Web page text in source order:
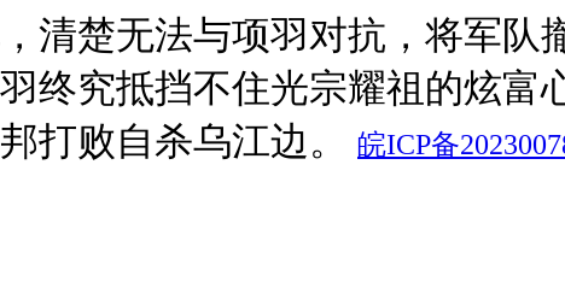
清楚无法与项羽对抗，将军
终究抵挡不住光宗耀祖的炫
打败自杀乌江边。
皖ICP备